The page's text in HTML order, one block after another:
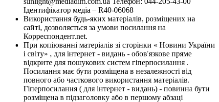
Ідентифікатор медіа – R40-06068
Використання будь-яких матеріалів, розміщених на
сайті, дозволяється за умови посилання на
Корреспондент.net.
При копіюванні матеріалів зі сторінки « Новини України
і світу» , для інтернет - видань - обов'язкове пряме
відкрите для пошукових систем гіперпосилання .
Посилання має бути розміщена в незалежності від
повного або часткового використання матеріалів.
Гіперпосилання ( для інтернет - видань) - повинна бути
розміщена в підзаголовку або в першому абзаці